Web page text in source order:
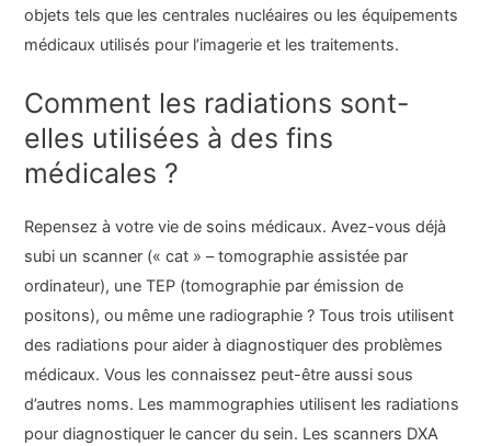
objets tels que les centrales nucléaires ou les équipements
médicaux utilisés pour l’imagerie et les traitements.
Comment les radiations sont-
elles utilisées à des fins
médicales ?
Repensez à votre vie de soins médicaux. Avez-vous déjà
subi un scanner (« cat » – tomographie assistée par
ordinateur), une TEP (tomographie par émission de
positons), ou même une radiographie ? Tous trois utilisent
des radiations pour aider à diagnostiquer des problèmes
médicaux. Vous les connaissez peut-être aussi sous
d’autres noms. Les mammographies utilisent les radiations
pour diagnostiquer le cancer du sein. Les scanners DXA